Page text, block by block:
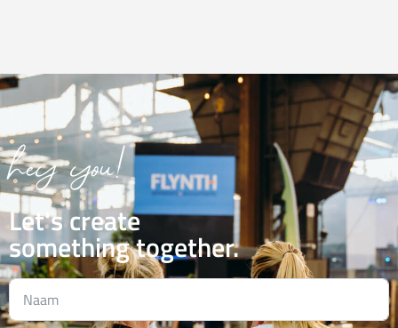
hey you!
Let's create
something together.